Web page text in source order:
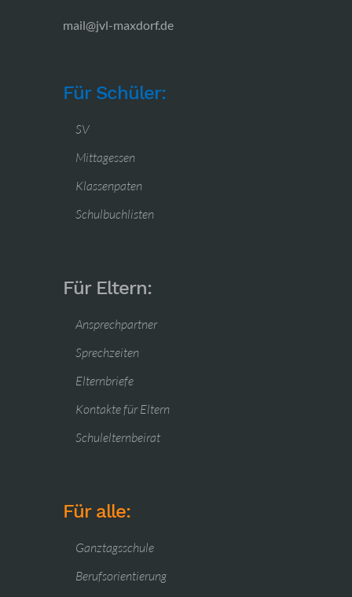
mail@jvl-maxdorf.de
Für Schüler:
SV
Mittagessen
Klassenpaten
Schulbuchlisten
Für Eltern:
Ansprechpartner
Sprechzeiten
Elternbriefe
Kontakte für Eltern
Schulelternbeirat
Für alle:
Ganztagsschule
Berufsorientierung